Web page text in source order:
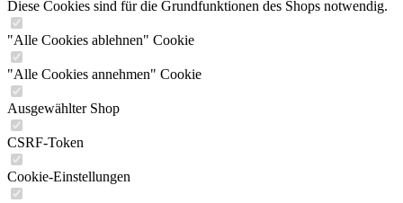
Diese Cookies sind für die Grundfunktionen des Shops notwendig.
"Alle Cookies ablehnen" Cookie
"Alle Cookies annehmen" Cookie
Ausgewählter Shop
CSRF-Token
Cookie-Einstellungen